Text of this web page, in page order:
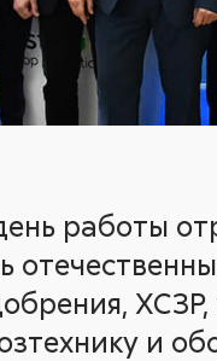
работы
и